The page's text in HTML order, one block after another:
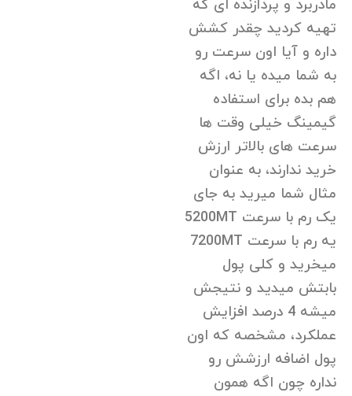
مادربرد و پردازنده ای که
تهیه کردید چقدر کشش
داره و آیا اون سرعت رو
به شما میده یا نه، اگه
هم بده برای استفاده
گیمینگ خیلی وقت ها
سرعت های بالاتر ارزش
خرید ندارند، به عنوان
مثال شما میرید به جای
یک رم با سرعت 5200MT
یه رم با سرعت 7200MT
میخرید و کلی پول
بابتش میدید و نتیجش
میشه 4 درصد افزایش
عملکرد، مشخصه که اون
پول اضافه ارزشش رو
نداره چون اگه همون